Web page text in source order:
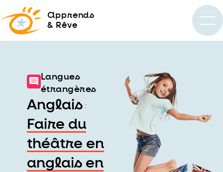
apprends
& Rêve
Langues
étrangères
Anglais :
Faire du
théâtre en
anglais en